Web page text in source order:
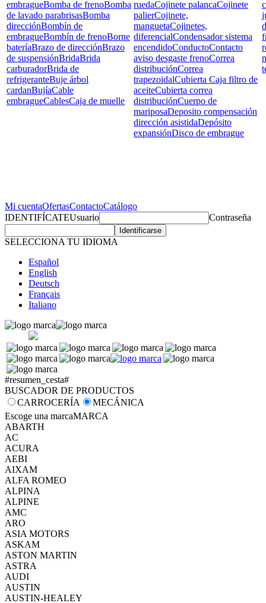
embragueBomba de frenoBomba
de lavado parabrisasBomba
direcciónBombín de
embragueBombín de frenoBorne
bateríaBrazo de direcciónBrazo
de suspensiónBridaBrida
carburadorBrida de
refrigeranteBuje árbol
cardanBujíaCable
embragueCablesCaja de muelle
ruedaCojinete palancaCojinete
palierCojinete,
manguetaCojinetes,
diferencialCondensador sistema
encendidoConductoContacto
aviso desgaste frenoCorrea
distribuciónCorrea
trapezoidalCubierta Caja filtro de
aceiteCubierta correa
distribuciónCuerpo de
mariposaDeposito compensación
dirección asistidaDepósito
expansiónDisco de embrague
Mi cuentaOfertasContactoCatálogo
IDENTIFÍCATEUsuario Contraseña
SELECCIONA TU IDIOMA
Español
English
Deutsch
Français
Italiano
#resumen_cesta#
BUSCADOR DE PRODUCTOS
CARROCERÍA
MECÁNICA
Escoge una marcaMARCA
ABARTH
AC
ACURA
AEBI
AIXAM
ALFA ROMEO
ALPINA
ALPINE
AMC
ARO
ASIA MOTORS
ASKAM
ASTON MARTIN
ASTRA
AUDI
AUSTIN
AUSTIN-HEALEY